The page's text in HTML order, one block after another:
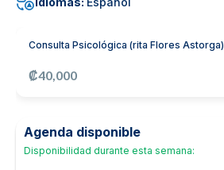
Noticias y blog
Consulta Psicológica (rita Flores Astorga)
₡40,000
Agenda disponible
Disponibilidad durante esta semana: